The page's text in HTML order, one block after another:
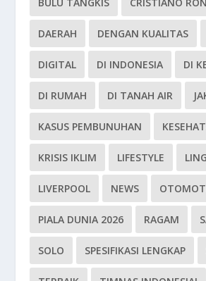
DAERAH DENGAN KUALITAS
DIGITAL DI INDONESIA DI
DI RUMAH DI TANAH AIR
KASUS PEMBUNUHAN
KRISIS IKLIM LIFESTYLE
LIVERPOOL NEWS
PIALA DUNIA 2026 RAGAM
SOLO SPESIFIKASI LENGKAP